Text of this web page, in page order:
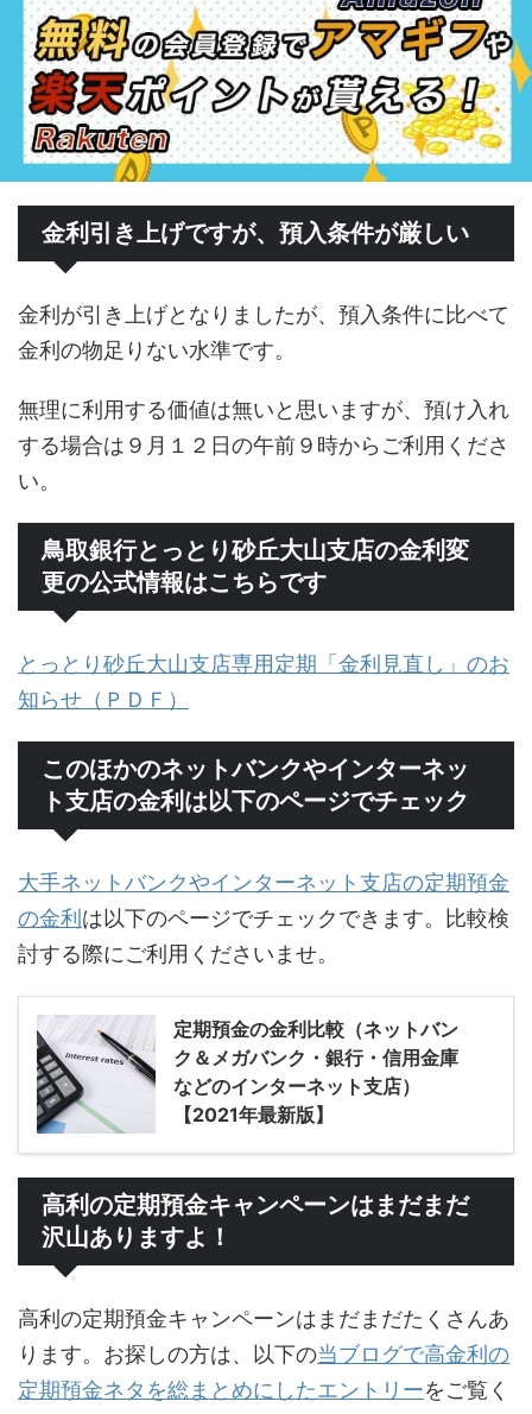
金利引き上げですが、預入条件が厳しい
金利が引き上げとなりましたが、預入条件に比べて
金利の物足りない水準です。
無理に利用する価値は無いと思いますが、預け入れ
する場合は９月１２日の午前９時からご利用くださ
い。
鳥取銀行とっとり砂丘大山支店の金利変
更の公式情報はこちらです
とっとり砂丘大山支店専用定期「金利見直し」のお
知らせ（ＰＤＦ）
このほかのネットバンクやインターネッ
ト支店の金利は以下のページでチェック
大手ネットバンクやインターネット支店の定期預金
の金利 は以下のページでチェックできます。比較検
討する際にご利用くださいませ。
定期預金の金利比較（ネットバン
ク＆メガバンク・銀行・信用金庫
などのインターネット支店）
【2021年最新版】
高利の定期預金キャンペーンはまだまだ
沢山ありますよ！
高利の定期預金キャンペーンはまだまだたくさんあ
ります。お探しの方は、以下の当ブログで高金利の
定期預金ネタを総まとめにしたエントリーをご覧く